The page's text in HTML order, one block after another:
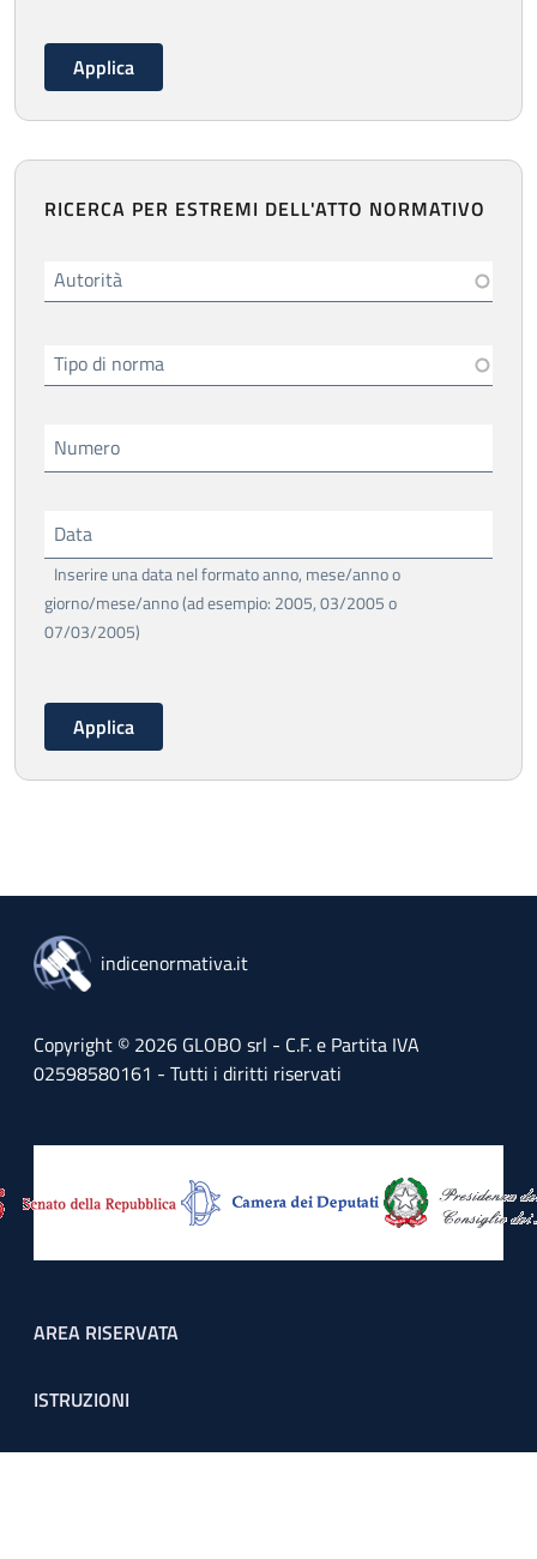
RICERCA PER ESTREMI DELL'ATTO NORMATIVO
Autorità
Tipo di norma
Numero
Data
Inserire una data nel formato anno, mese/anno o
giorno/mese/anno (ad esempio: 2005, 03/2005 o
07/03/2005)
indicenormativa.it
Copyright © 2026 GLOBO srl - C.F. e Partita IVA
02598580161 - Tutti i diritti riservati
Footer menu
AREA RISERVATA
ISTRUZIONI